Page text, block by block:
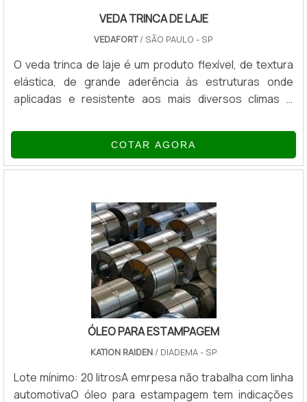
VEDA TRINCA DE LAJE
VEDAFORT/ SÃO PAULO - SP
O veda trinca de laje é um produto flexível, de textura
elástica, de grande aderência às estruturas onde
aplicadas e resistente aos mais diversos climas e
acrílicos, que formam uma membrana protetora
impermeável. O USO DO VEDA TRINCA NO COMBATE A
RACHADURASSua aplicação permite vedar todo tipo de
Além disso, combate infiltrações e a severa retenção
de umidade. Reduz também a temperatura na parte int.
COTAR AGORA
ÓLEO PARA ESTAMPAGEM
KATION RAIDEN/ DIADEMA - SP
Lote mínimo: 20 litrosA emrpesa não trabalha com linha
automotivaO óleo para estampagem tem indicações